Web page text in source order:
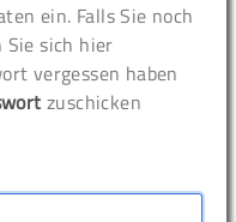
ein. Falls Sie noch
Sie sich hier
vergessen haben
zuschicken